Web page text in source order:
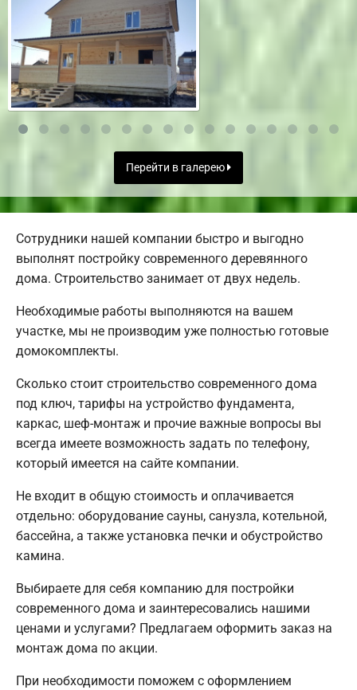
Перейти в галерею
Сотрудники нашей компании быстро и выгодно
выполнят постройку современного деревянного
дома. Строительство занимает от двух недель.
Необходимые работы выполняются на вашем
участке, мы не производим уже полностью готовые
домокомплекты.
Сколько стоит строительство современного дома
под ключ, тарифы на устройство фундамента,
каркас, шеф-монтаж и прочие важные вопросы вы
всегда имеете возможность задать по телефону,
который имеется на сайте компании.
Не входит в общую стоимость и оплачивается
отдельно: оборудование сауны, санузла, котельной,
бассейна, а также установка печки и обустройство
камина.
Выбираете для себя компанию для постройки
современного дома и заинтересовались нашими
ценами и услугами? Предлагаем оформить заказ на
монтаж дома по акции.
При необходимости поможем с оформлением